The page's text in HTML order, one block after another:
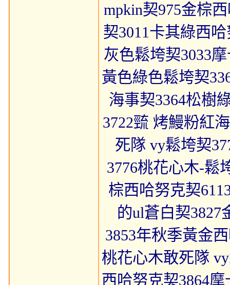
mpkin契975金棕
契3011卡其綠西
灰色鬆垮契3033
黃色綠色鬆垮契
海事契3364松樹
3722巰 烤鰻粉紅
死隊 vy鬆垮契
3776桃花心木-鬆
棕西哈努克契
的ul蒼白契3827
3853年秋季黃金
桃花心木敢死隊
西哈努克契3864